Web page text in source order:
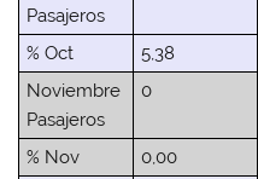
Pasajeros
% Oct 5,38
Noviembre
Pasajeros
0
% Nov 0,00